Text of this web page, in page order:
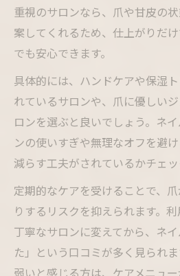
重視のサロンなら、爪や甘皮の
案してくれるため、仕上がりだ
でも安心できます。
具体的には、ハンドケアや保湿
れているサロンや、爪に優しい
ロンを選ぶと良いでしょう。ネ
ンの使いすぎや無理なオフを避
減らす工夫がされているかチェッ
定期的なケアを受けることで、
りするリスクを抑えられます。
丁寧なサロンに変えてから、ネ
た」という口コミが多く見られ
弱いと感じる方は、ケアメニュ